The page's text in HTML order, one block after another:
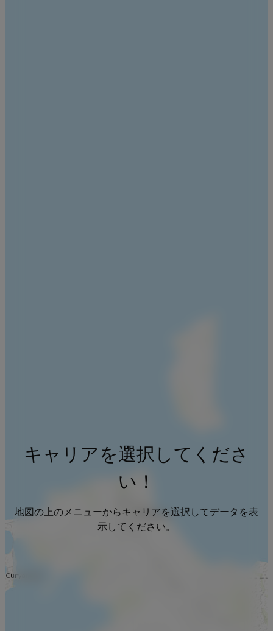
キャリアを選択してくださ
い！
地図の上のメニューからキャリアを選択してデータを表
示してください。